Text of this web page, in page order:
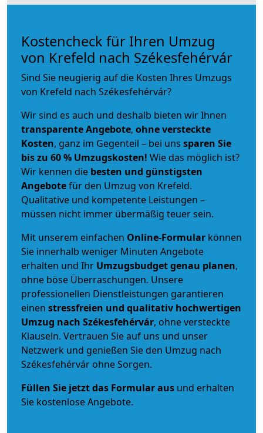
Kostencheck für Ihren Umzug
von Krefeld nach Székesfehérvár
Sind Sie neugierig auf die Kosten Ihres Umzugs
von Krefeld nach Székesfehérvár?
Wir sind es auch und deshalb bieten wir Ihnen
transparente Angebote, ohne versteckte
Kosten, ganz im Gegenteil – bei uns sparen Sie
bis zu 60 % Umzugskosten! Wie das möglich ist?
Wir kennen die besten und günstigsten
Angebotefür den Umzug von Krefeld.
Qualitative und kompetente Leistungen –
müssen nicht immer übermäßig teuer sein.
Mit unserem einfachen Online-Formular können
Sie innerhalb weniger Minuten Angebote
erhalten und Ihr Umzugsbudgetgenau planen,
ohne böse Überraschungen. Unsere
professionellen Dienstleistungen garantieren
einen stressfreien und qualitativ hochwertigen
Umzug nach Székesfehérvár, ohne versteckte
Klauseln. Vertrauen Sie auf uns und unser
Netzwerk und genießen Sie den Umzug nach
Székesfehérvár ohne Sorgen.
Füllen Sie jetzt das Formular aus und erhalten
Sie kostenlose Angebote.